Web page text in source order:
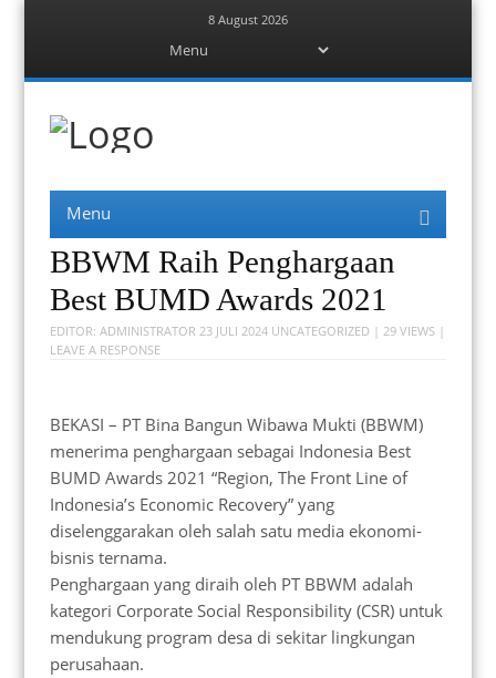
8 August 2026
content
Berita Bekasi
Menu
content
BBWM Raih Penghargaan
Best BUMD Awards 2021
EDITOR: ADMINISTRATOR 23 JULI 2024 UNCATEGORIZED | 29 VIEWS |
LEAVE A RESPONSE
BEKASI – PT Bina Bangun Wibawa Mukti (BBWM)
menerima penghargaan sebagai Indonesia Best
BUMD Awards 2021 “Region, The Front Line of
Indonesia’s Economic Recovery” yang
diselenggarakan oleh salah satu media ekonomi-
bisnis ternama.
Penghargaan yang diraih oleh PT BBWM adalah
kategori Corporate Social Responsibility (CSR) untuk
mendukung program desa di sekitar lingkungan
perusahaan.